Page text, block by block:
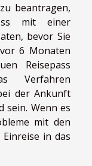
beantragen,
mit einer
bevor Sie
6 Monaten
Reisepass
Verfahren
der Ankunft
sein. Wenn es
mit den
in das